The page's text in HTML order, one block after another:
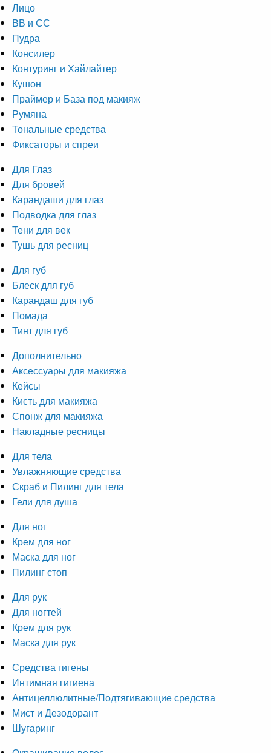
Лицо
ВВ и СС
Пудра
Консилер
Контуринг и Хайлайтер
Кушон
Праймер и База под макияж
Румяна
Тональные средства
Фиксаторы и спреи
Для Глаз
Для бровей
Карандаши для глаз
Подводка для глаз
Тени для век
Тушь для ресниц
Для губ
Блеск для губ
Карандаш для губ
Помада
Тинт для губ
Дополнительно
Аксессуары для макияжа
Кейсы
Кисть для макияжа
Спонж для макияжа
Накладные ресницы
Для тела
Увлажняющие средства
Скраб и Пилинг для тела
Гели для душа
Для ног
Крем для ног
Маска для ног
Пилинг стоп
Для рук
Для ногтей
Крем для рук
Маска для рук
Средства гигены
Интимная гигиена
Антицеллюлитные/Подтягивающие средства
Мист и Дезодорант
Шугаринг